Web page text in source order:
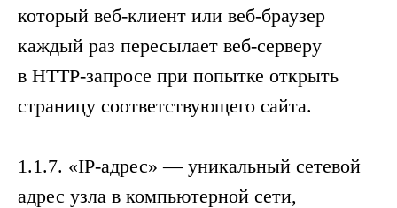
который веб-клиент или веб-браузер
каждый раз пересылает веб-серверу
в HTTP-запросе при попытке открыть
страницу соответствующего сайта.
1.1.7. «IP-адрес» — уникальный сетевой
адрес узла в компьютерной сети,